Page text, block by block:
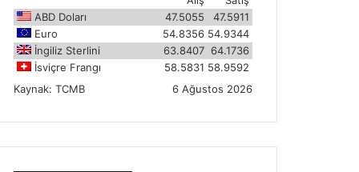
ABD Doları
47.5911
47.5055
Euro
54.9344
54.8356
İngiliz Sterlini
64.1736
63.8407
İsviçre Frangı
58.9592
58.5831
Kaynak:TCMB 6 Ağustos 2026